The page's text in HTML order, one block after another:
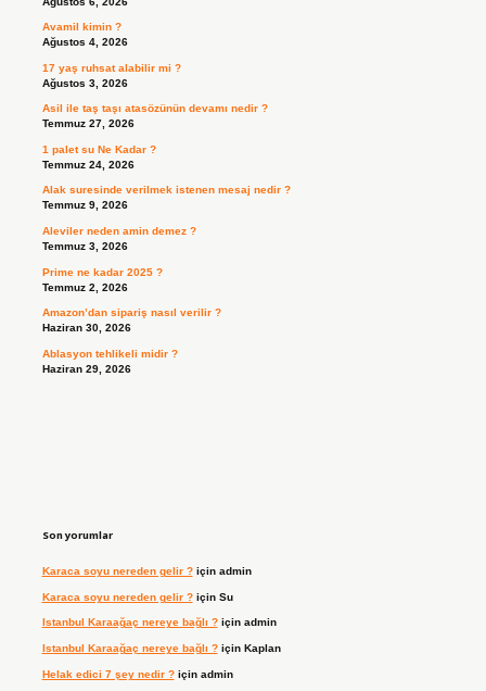
Avamil kimin ?
Ağustos 4, 2026
17 yaş ruhsat alabilir mi ?
Ağustos 3, 2026
Asil ile taş taşı atasözünün devamı nedir ?
Temmuz 27, 2026
1 palet su Ne Kadar ?
Temmuz 24, 2026
Alak suresinde verilmek istenen mesaj nedir ?
Temmuz 9, 2026
Aleviler neden amin demez ?
Temmuz 3, 2026
Prime ne kadar 2025 ?
Temmuz 2, 2026
Amazon’dan sipariş nasıl verilir ?
Haziran 30, 2026
Ablasyon tehlikeli midir ?
Haziran 29, 2026
Son yorumlar
Karaca soyu nereden gelir ?için admin
Karaca soyu nereden gelir ?için Su
Istanbul Karaağaç nereye bağlı ?için admin
Istanbul Karaağaç nereye bağlı ?için Kaplan
Helak edici 7 şey nedir ?için admin